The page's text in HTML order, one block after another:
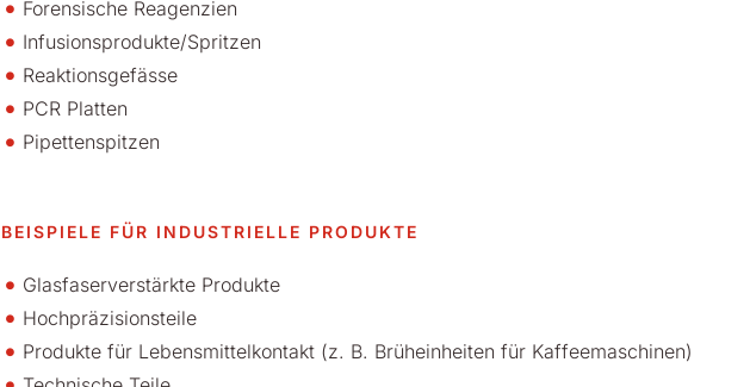
Forensische Reagenzien
Infusionsprodukte/Spritzen
Reaktionsgefässe
PCR Platten
Pipettenspitzen
BEISPIELE FÜR INDUSTRIELLE PRODUKTE
Glasfaserverstärkte Produkte
Hochpräzisionsteile
Produkte für Lebensmittelkontakt (z. B. Brüheinheiten für Kaffeemaschinen)